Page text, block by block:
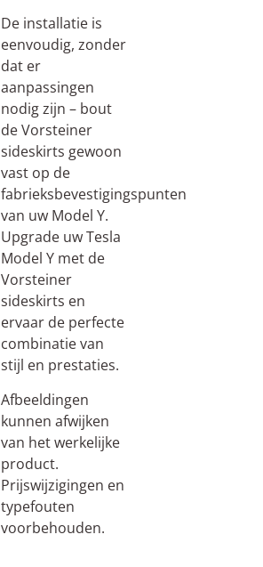
De installatie is
eenvoudig, zonder
dat er
aanpassingen
nodig zijn – bout
de Vorsteiner
sideskirts gewoon
vast op de
fabrieksbevestigingspunten
van uw Model Y.
Upgrade uw Tesla
Model Y met de
Vorsteiner
sideskirts en
ervaar de perfecte
combinatie van
stijl en prestaties.
Afbeeldingen
kunnen afwijken
van het werkelijke
product.
Prijswijzigingen en
typefouten
voorbehouden.